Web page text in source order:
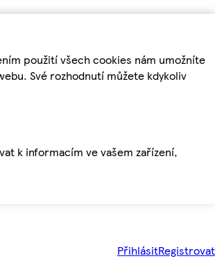
použití všech cookies nám umožníte
Své rozhodnutí můžete kdykoliv
k informacím ve vašem zařízení,
PřihlásitRegistrovat